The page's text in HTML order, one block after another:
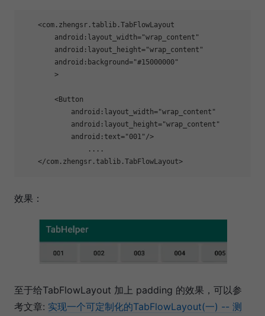
    <com.zhengsr.tablib.TabFlowLayout
        android:layout_width=
"wrap_content"
        android:layout_height=
"wrap_content"
        android:background=
"#15000000"
        >
        <Button
            android:layout_width=
"wrap_content"
            android:layout_height=
"wrap_content"
            android:text=
"001" />
效果：
至于给TabFlowLayout 加上 padding 的效果，可以参
考文章: 实现一个可定制化的TabFlowLayout(一) -- 测